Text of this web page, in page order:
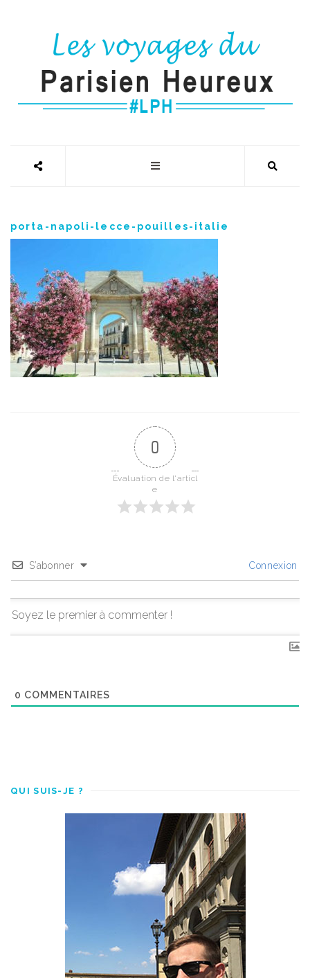
porta-napoli-lecce-pouilles-italie
0
Évaluation de l'articl
e
S’abonner Connexion
0 COMMENTAIRES
QUI SUIS-JE ?